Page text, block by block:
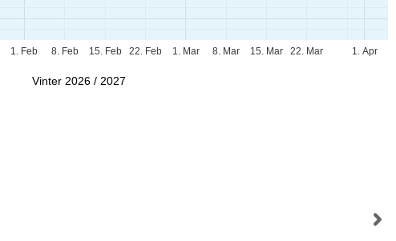
1. Feb 1. Mar 1. Apr
8. Feb 15. Feb 22. Feb 8. Mar 15. Mar 22. Mar
Vinter 2026 / 2027